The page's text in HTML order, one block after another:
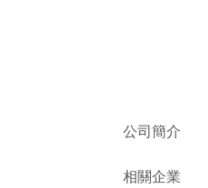
公司簡介
相關企業